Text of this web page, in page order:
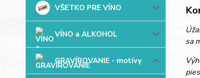
VŠETKO PRE VÍNO
VÍNO a ALKOHOL
GRAVÍROVANIE - motívy
sa